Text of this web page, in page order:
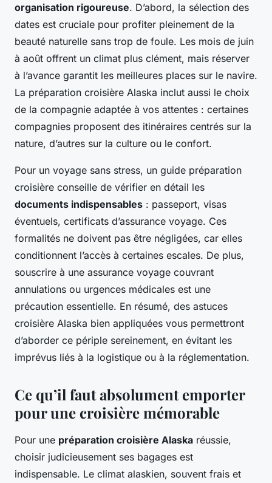
organisation rigoureuse. D’abord, la sélection des
dates est cruciale pour profiter pleinement de la
beauté naturelle sans trop de foule. Les mois de juin
à août offrent un climat plus clément, mais réserver
à l’avance garantit les meilleures places sur le navire.
La préparation croisière Alaska inclut aussi le choix
de la compagnie adaptée à vos attentes : certaines
compagnies proposent des itinéraires centrés sur la
nature, d’autres sur la culture ou le confort.
Pour un voyage sans stress, un guide préparation
croisière conseille de vérifier en détail les
documents indispensables : passeport, visas
éventuels, certificats d’assurance voyage. Ces
formalités ne doivent pas être négligées, car elles
conditionnent l’accès à certaines escales. De plus,
souscrire à une assurance voyage couvrant
annulations ou urgences médicales est une
précaution essentielle. En résumé, des astuces
croisière Alaska bien appliquées vous permettront
d’aborder ce périple sereinement, en évitant les
imprévus liés à la logistique ou à la réglementation.
Ce qu’il faut absolument emporter
pour une croisière mémorable
Pour une préparation croisière Alaska réussie,
choisir judicieusement ses bagages est
indispensable. Le climat alaskien, souvent frais et